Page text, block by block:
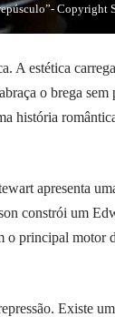
Copyright
A estética
o brega
história
apresenta
constrói um
o principal motor
Existe